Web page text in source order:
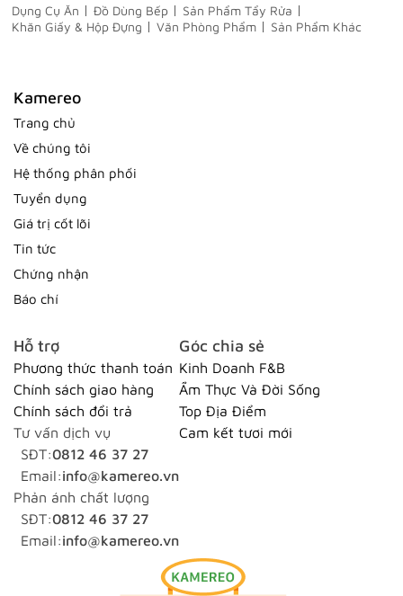
Dụng Cụ Ăn
Đồ Dùng Bếp
Sản Phẩm Tẩy Rửa
Khăn Giấy & Hộp Đựng
Văn Phòng Phẩm Sản Phẩm Khác
Kamereo
Trang chủ
Về chúng tôi
Hệ thống phân phối
Tuyển dụng
Giá trị cốt lõi
Tin tức
Chứng nhận
Báo chí
Hỗ trợ
Phương thức thanh toán
Chính sách giao hàng
Chính sách đổi trả
Tư vấn dịch vụ
SĐT:0812 46 37 27
Email:info@kamereo.vn
Phản ánh chất lượng
SĐT:0812 46 37 27
Email:info@kamereo.vn
Góc chia sẻ
Kinh Doanh F&B
Ẩm Thực Và Đời Sống
Top Địa Điểm
Cam kết tươi mới